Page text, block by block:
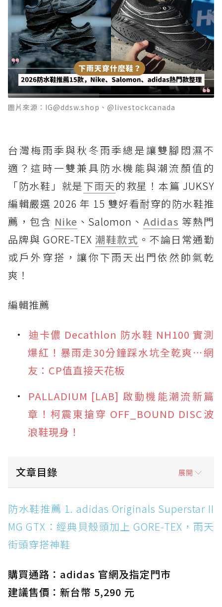
圖片來源：IG@ddsw.shop、@livestockcanada
台灣梅雨季與秋冬雨季總是讓雙腳悶濕不
適？這時一雙兼具防水機能與潮流顏值的
「防水鞋」就是下雨天的救星！本篇 JUKSY
編輯嚴選 2026 年 15 雙好看耐穿的防水鞋推
薦，包含 Nike 、Salomon、Adidas 等熱門
品牌與 GORE-TEX 潮鞋款式 。不論日常通勤
或戶外穿搭，讓你下雨天出門依然帥氣乾
爽！
編輯推薦
迪卡儂 Decathlon 防水鞋 NH100 實測
爆紅！暴雨走30分鐘踩水坑全乾爽⋯網
友：CP值直接天花板
PALLADIUM [LAB] 啟動機能潮流新篇
章！柯震東搶穿 OFF_BOUND DISC波
浪鞋現身！
文章目錄 展開
防水鞋推薦 1. adidas Originals Superstar II
MG GTX：經典貝殼頭加上 GORE-TEX，雨天街
頭穿搭神鞋
防水鞋推薦 2. New Balance Hierro v9 GORE-
防水鞋推薦 3. Nike Dunk Low GORE-TEX：
經典 Dunk 輪廓加上防水科技，雨天穿搭帥度不
打折
防水鞋推薦 1. adidas Originals Superstar II
MG GTX：經典貝殼頭加上 GORE-TEX，雨天
街頭穿搭神鞋
購買通路：adidas 官網及指定門市
建議售價：新台幣 5,290 元